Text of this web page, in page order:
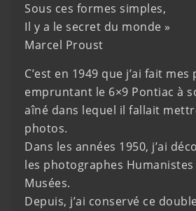
Sous ces formes simples,
Il y a le secret du monde »
Marcel Proust
C’est en 1949 que j’ai fait
empruntant le 6×9 Pontiac à
aîné dans lequel il fallait
photos.
Dans les années 1950, j’ai
les photographes
Musées.
Depuis, j’ai conservé ce